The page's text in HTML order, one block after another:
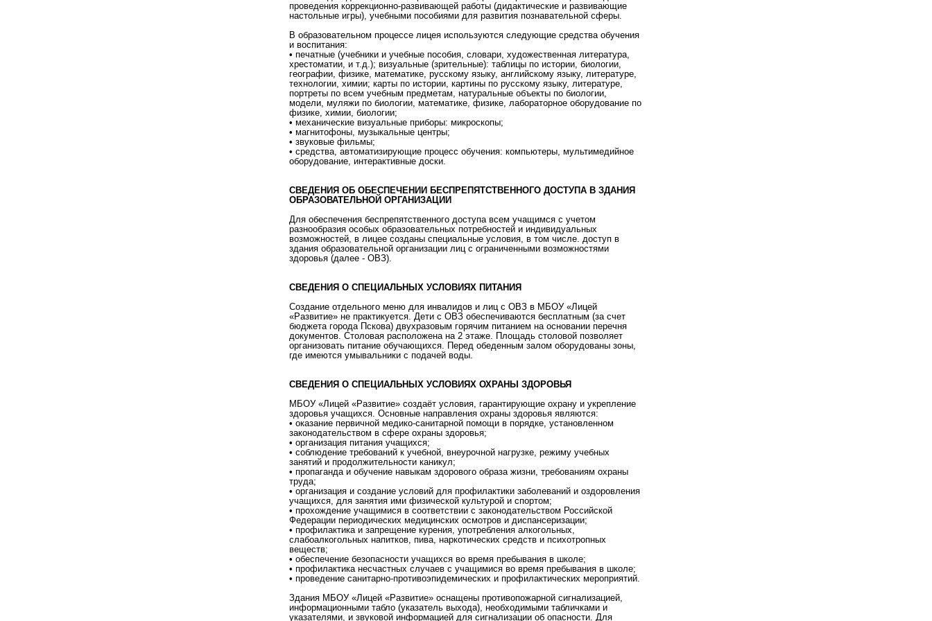
проведения коррекционно-развивающей работы (дидактические и развивающие
настольные игры), учебными пособиями для развития познавательной сферы.
В образовательном процессе лицея используются следующие средства обучения
и воспитания:
• печатные (учебники и учебные пособия, словари, художественная литература,
хрестоматии, и т.д.); визуальные (зрительные): таблицы по истории, биологии,
географии, физике, математике, русскому языку, английскому языку, литературе,
технологии, химии; карты по истории, картины по русскому языку, литературе,
портреты по всем учебным предметам, натуральные объекты по биологии,
модели, муляжи по биологии, математике, физике, лабораторное оборудование по
физике, химии, биологии;
• механические визуальные приборы: микроскопы;
• магнитофоны, музыкальные центры;
• звуковые фильмы;
• средства, автоматизирующие процесс обучения: компьютеры, мультимедийное
оборудование, интерактивные доски.
СВЕДЕНИЯ ОБ ОБЕСПЕЧЕНИИ БЕСПРЕПЯТСТВЕННОГО ДОСТУПА В ЗДАНИЯ
ОБРАЗОВАТЕЛЬНОЙ ОРГАНИЗАЦИИ
Для обеспечения беспрепятственного доступа всем учащимся с учетом
разнообразия особых образовательных потребностей и индивидуальных
возможностей, в лицее созданы специальные условия, в том числе. доступ в
здания образовательной организации лиц с ограниченными возможностями
здоровья (далее - ОВЗ).
СВЕДЕНИЯ О СПЕЦИАЛЬНЫХ УСЛОВИЯХ ПИТАНИЯ
Создание отдельного меню для инвалидов и лиц с ОВЗ в МБОУ «Лицей
«Развитие» не практикуется. Дети с ОВЗ обеспечиваются бесплатным (за счет
бюджета города Пскова) двухразовым горячим питанием на основании перечня
документов. Столовая расположена на 2 этаже. Площадь столовой позволяет
организовать питание обучающихся. Перед обеденным залом оборудованы зоны,
где имеются умывальники с подачей воды.
СВЕДЕНИЯ О СПЕЦИАЛЬНЫХ УСЛОВИЯХ ОХРАНЫ ЗДОРОВЬЯ
МБОУ «Лицей «Развитие» создаёт условия, гарантирующие охрану и укрепление
здоровья учащихся. Основные направления охраны здоровья являются:
• оказание первичной медико-санитарной помощи в порядке, установленном
законодательством в сфере охраны здоровья;
• организация питания учащихся;
• соблюдение требований к учебной, внеурочной нагрузке, режиму учебных
занятий и продолжительности каникул;
• пропаганда и обучение навыкам здорового образа жизни, требованиям охраны
труда;
• организация и создание условий для профилактики заболеваний и оздоровления
учащихся, для занятия ими физической культурой и спортом;
• прохождение учащимися в соответствии с законодательством Российской
Федерации периодических медицинских осмотров и диспансеризации;
• профилактика и запрещение курения, употребления алкогольных,
слабоалкогольных напитков, пива, наркотических средств и психотропных
веществ;
• обеспечение безопасности учащихся во время пребывания в школе;
• профилактика несчастных случаев с учащимися во время пребывания в школе;
• проведение санитарно-противоэпидемических и профилактических мероприятий.
Здания МБОУ «Лицей «Развитие» оснащены противопожарной сигнализацией,
информационными табло (указатель выхода), необходимыми табличками и
указателями, и звуковой информацией для сигнализации об опасности. Для